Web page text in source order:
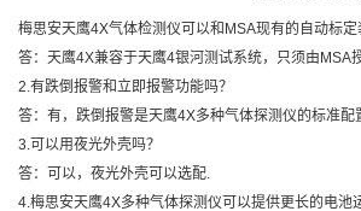
梅思安天鹰4X气体检测仪可以和MSA现有的自动标定
答：天鹰4X兼容于天鹰4银河测试系统，只须由
2.有跌倒报警和立即报警功能吗？
答：有，跌倒报警是天鹰4X多种气体探测仪的标准配
3.可以用夜光外壳吗？
答：可以，夜光外壳可以选配.
4.梅思安天鹰4X多种气体探测仪可以提供更长的电池